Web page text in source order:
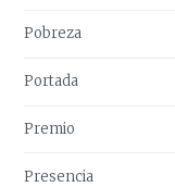
Pobreza
Portada
Premio
Presencia